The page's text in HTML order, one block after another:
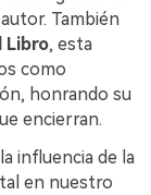
También
Libro, esta
como
honrando su
encierran.
influencia de la
en nuestro